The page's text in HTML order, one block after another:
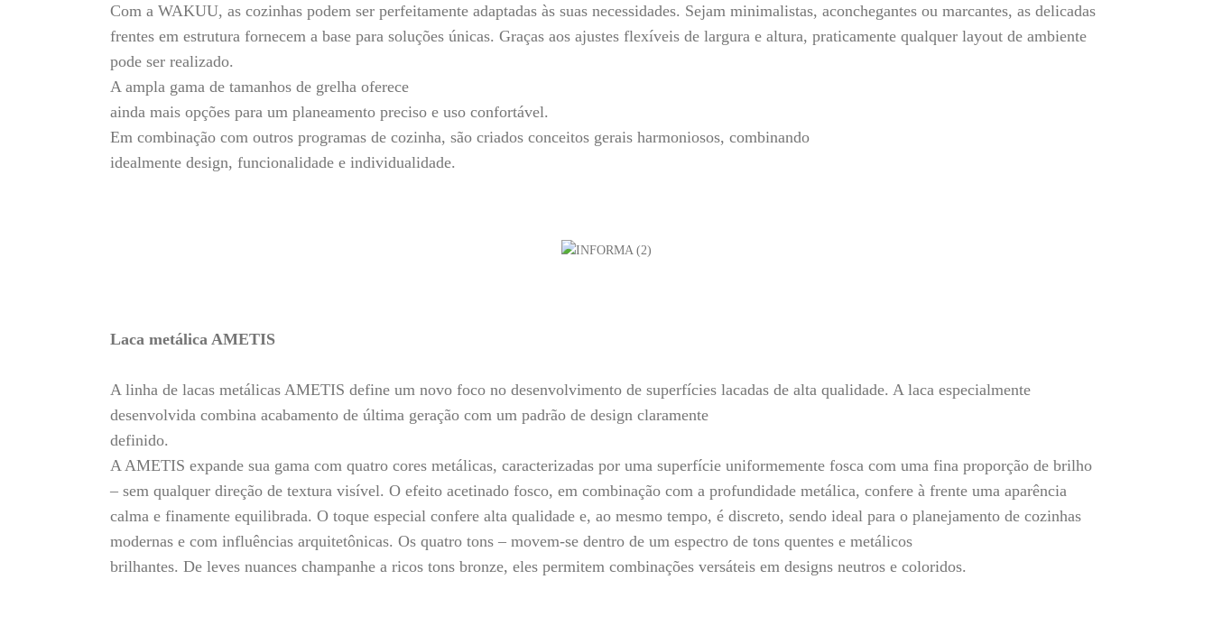
Com a WAKUU, as cozinhas podem ser perfeitamente adaptadas às suas necessidades. Sejam minimalistas, aconchegantes ou marcantes, as delicadas
frentes em estrutura fornecem a base para soluções únicas. Graças aos ajustes flexíveis de largura e altura, praticamente qualquer layout de ambiente
pode ser realizado.
A ampla gama de tamanhos de grelha oferece
ainda mais opções para um planeamento preciso e uso confortável.
Em combinação com outros programas de cozinha, são criados conceitos gerais harmoniosos, combinando
idealmente design, funcionalidade e individualidade.
Laca metálica AMETIS
A linha de lacas metálicas AMETIS define um novo foco no desenvolvimento de superfícies lacadas de alta qualidade. A laca especialmente
desenvolvida combina acabamento de última geração com um padrão de design claramente
definido.
A AMETIS expande sua gama com quatro cores metálicas, caracterizadas por uma superfície uniformemente fosca com uma fina proporção de brilho
– sem qualquer direção de textura visível. O efeito acetinado fosco, em combinação com a profundidade metálica, confere à frente uma aparência
calma e finamente equilibrada. O toque especial confere alta qualidade e, ao mesmo tempo, é discreto, sendo ideal para o planejamento de cozinhas
modernas e com influências arquitetônicas. Os quatro tons – movem-se dentro de um espectro de tons quentes e metálicos
brilhantes. De leves nuances champanhe a ricos tons bronze, eles permitem combinações versáteis em designs neutros e coloridos.